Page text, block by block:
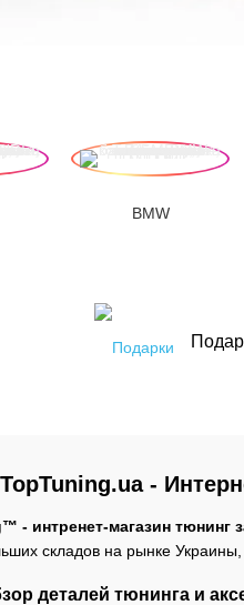
BMW
TopTuning.ua -
- интренет-магазин тюнинг
складов на рынке Украины,
деталей тюнинга и